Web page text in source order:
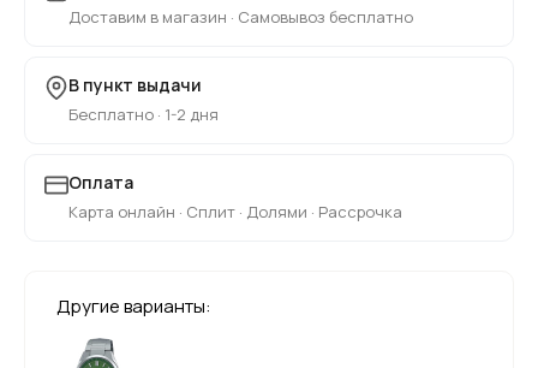
Доставим в магазин · Самовывоз бесплатно
В пункт выдачи
Бесплатно · 1-2 дня
Оплата
Карта онлайн · Сплит · Долями · Рассрочка
Другие варианты: